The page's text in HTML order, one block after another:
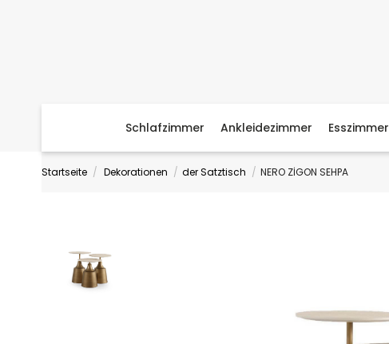
Schlafzimmer Ankleidezimmer Esszimmer
Startseite Dekorationen der Satztisch NERO ZİGON SEHPA